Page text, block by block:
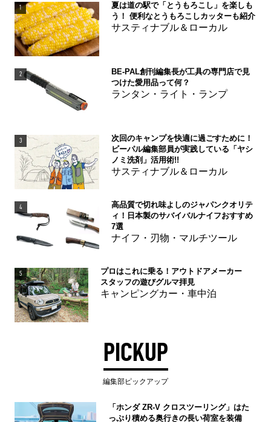
1
夏は道の駅で「とうもろこし」を楽しも
う！ 便利なとうもろこしカッターも紹介
サスティナブル＆ローカル
2
BE-PAL創刊編集長が工具の専門店で見
つけた愛用品って何？
ランタン・ライト・ランプ
3
次回のキャンプを快適に過ごすために！
ビーパル編集部員が実践している「ヤシ
ノミ洗剤」活用術!!
サスティナブル＆ローカル
4
高品質で切れ味よしのジャパンクオリテ
ィ！日本製のサバイバルナイフおすすめ
7選
ナイフ・刃物・マルチツール
5
プロはこれに乗る！アウトドアメーカー
スタッフの遊びグルマ拝見
キャンピングカー・車中泊
PICKUP
編集部ピックアップ
「ホンダ ZR-V クロスツーリング」はた
っぷり積める奥行きの長い荷室を装備